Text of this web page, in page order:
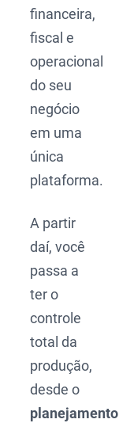
financeira,
fiscal e
operacional
do seu
negócio
em uma
única
plataforma.
A partir
daí, você
passa a
ter o
controle
total da
produção,
desde o
planejamento